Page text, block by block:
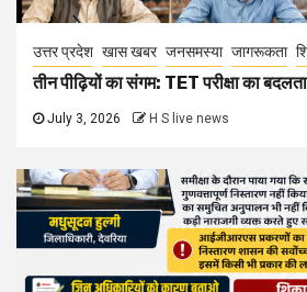
उत्तर प्रदेश खास खबर जनसमस्या जागरूकता
तीन पीढ़ियों का संगम: TET परीक्षा का
July 3, 2026 H S live news